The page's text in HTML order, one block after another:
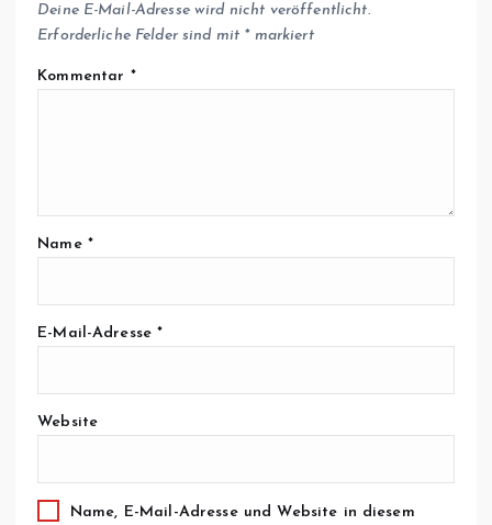
Deine E-Mail-Adresse wird nicht veröffentlicht.
Erforderliche Felder sind mit *markiert
Kommentar *
Name *
E-Mail-Adresse*
Website
Name, E-Mail-Adresse und Website in diesem